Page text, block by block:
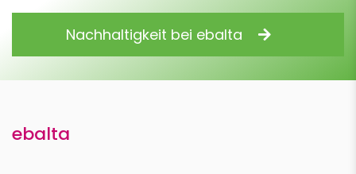
Nachhaltigkeit bei ebalta
ebalta